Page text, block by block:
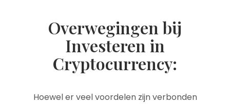
Overwegingen bij
Investeren in
Cryptocurrency:
Hoewel er veel voordelen zijn verbonden